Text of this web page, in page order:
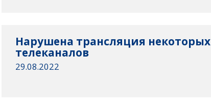
Нарушена трансляция некоторых
телеканалов
29.08.2022